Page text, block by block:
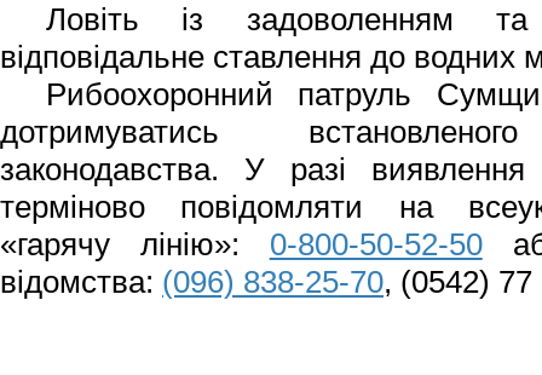
Ловіть із задоволенням
відповідальне ставлення до водних
Рибоохоронний патруль
дотримуватись
законодавства. У разі
терміново повідомляти на
«гарячу лінію»: 0-800-50-52-50
відомства: (096) 838-25-70, (0542) 77